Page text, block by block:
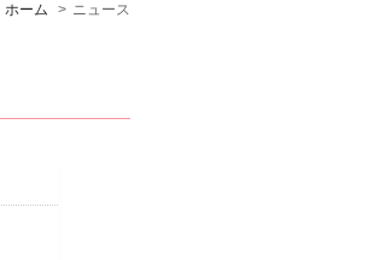
ホーム ニュース